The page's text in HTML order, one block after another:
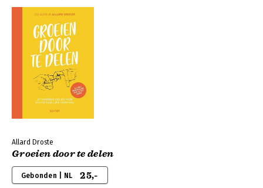
Allard Droste
Groeien door te delen
Gebonden | NL 25,-